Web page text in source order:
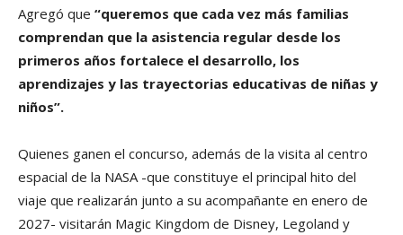
Agregó que “queremos que cada vez más familias
comprendan que la asistencia regular desde los
primeros años fortalece el desarrollo, los
aprendizajes y las trayectorias educativas de niñas y
niños”.
Quienes ganen el concurso, además de la visita al centro
espacial de la NASA -que constituye el principal hito del
viaje que realizarán junto a su acompañante en enero de
2027- visitarán Magic Kingdom de Disney, Legoland y